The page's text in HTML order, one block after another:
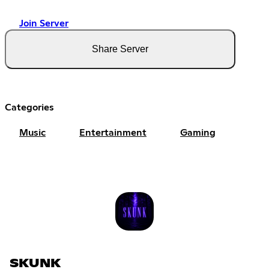
Join Server
Share Server
Categories
Music Entertainment Gaming
SKUNK